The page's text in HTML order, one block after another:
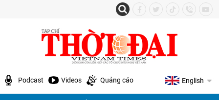
Podcast Videos Quảng cáo English